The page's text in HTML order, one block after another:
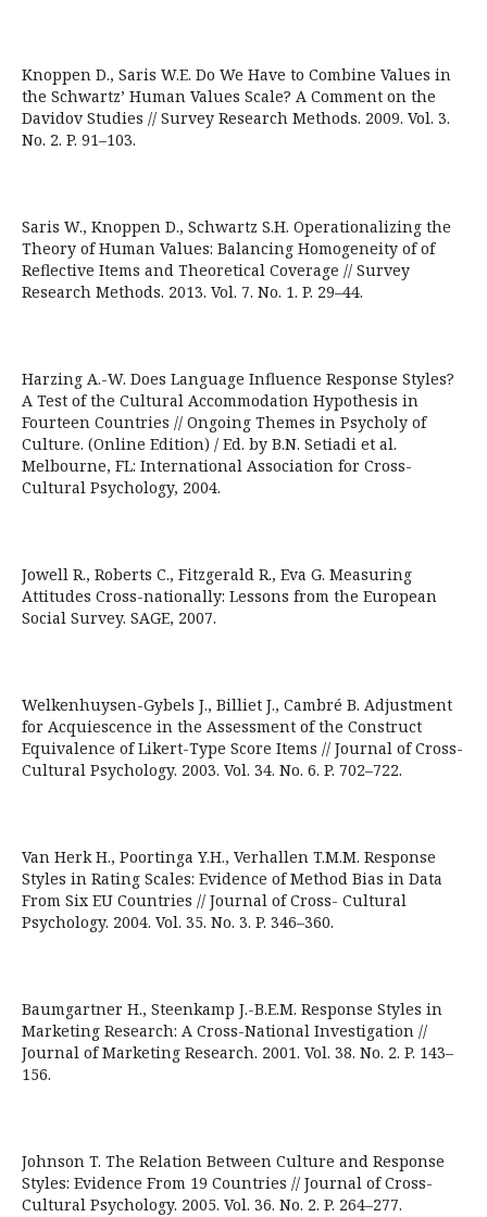
Knoppen D., Saris W.E. Do We Have to Combine Values in
the Schwartz’ Human Values Scale? A Comment on the
Davidov Studies // Survey Research Methods. 2009. Vol. 3.
No. 2. P. 91–103.
Saris W., Knoppen D., Schwartz S.H. Operationalizing the
Theory of Human Values: Balancing Homogeneity of of
Reflective Items and Theoretical Coverage // Survey
Research Methods. 2013. Vol. 7. No. 1. P. 29–44.
Harzing A.-W. Does Language Influence Response Styles?
A Test of the Cultural Accommodation Hypothesis in
Fourteen Countries // Ongoing Themes in Psycholy of
Culture. (Online Edition) / Ed. by B.N. Setiadi et al.
Melbourne, FL: International Association for Cross-
Cultural Psychology, 2004.
Jowell R., Roberts C., Fitzgerald R., Eva G. Measuring
Attitudes Cross-nationally: Lessons from the European
Social Survey. SAGE, 2007.
Welkenhuysen-Gybels J., Billiet J., Cambré B. Adjustment
for Acquiescence in the Assessment of the Construct
Equivalence of Likert-Type Score Items // Journal of Cross-
Cultural Psychology. 2003. Vol. 34. No. 6. P. 702–722.
Van Herk H., Poortinga Y.H., Verhallen T.M.M. Response
Styles in Rating Scales: Evidence of Method Bias in Data
From Six EU Countries // Journal of Cross- Cultural
Psychology. 2004. Vol. 35. No. 3. P. 346–360.
Baumgartner H., Steenkamp J.-B.E.M. Response Styles in
Marketing Research: A Cross-National Investigation //
Journal of Marketing Research. 2001. Vol. 38. No. 2. P. 143–
156.
Johnson T. The Relation Between Culture and Response
Styles: Evidence From 19 Countries // Journal of Cross-
Cultural Psychology. 2005. Vol. 36. No. 2. P. 264–277.